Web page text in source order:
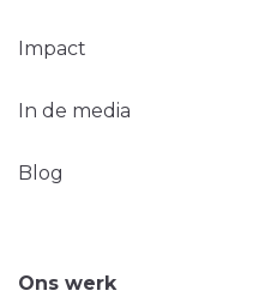
Impact
In de media
Blog
Ons werk